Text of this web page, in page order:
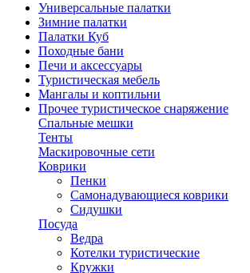
Универсальные палатки
Зимние палатки
Палатки Куб
Походные бани
Печи и аксессуары
Туристическая мебель
Мангалы и коптильни
Прочее туристическое снаряжение
Спальные мешки
Тенты
Маскировочные сети
Коврики
Пенки
Самонадувающиеся коврики
Сидушки
Посуда
Ведра
Котелки туристические
Кружки